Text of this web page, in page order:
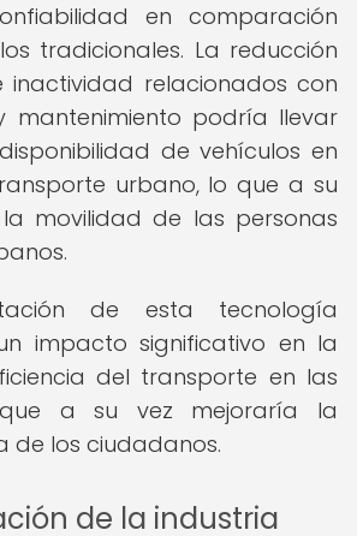
en comparación
tradicionales. La reducción
relacionados con
mantenimiento podría llevar
de vehículos en
urbano, lo que a su
movilidad de las personas
de esta tecnología
impacto significativo en la
del transporte en las
a su vez mejoraría la
de los ciudadanos.
de la industria